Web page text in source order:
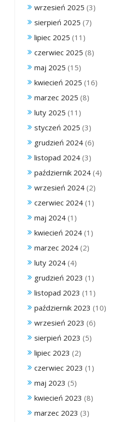
wrzesień 2025 (3)
sierpień 2025 (7)
lipiec 2025 (11)
czerwiec 2025 (8)
maj 2025 (15)
kwiecień 2025 (16)
marzec 2025 (8)
luty 2025 (11)
styczeń 2025 (3)
grudzień 2024 (6)
listopad 2024 (3)
październik 2024 (4)
wrzesień 2024 (2)
czerwiec 2024 (1)
maj 2024 (1)
kwiecień 2024 (1)
marzec 2024 (2)
luty 2024 (4)
grudzień 2023 (1)
listopad 2023 (11)
październik 2023 (10)
wrzesień 2023 (6)
sierpień 2023 (5)
lipiec 2023 (2)
czerwiec 2023 (1)
maj 2023 (5)
kwiecień 2023 (8)
marzec 2023 (3)